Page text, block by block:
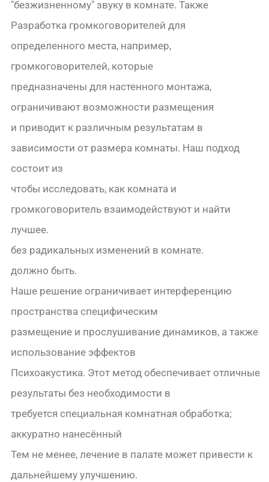
"безжизненному" звуку в комнате. Также
Разработка громкоговорителей для
определенного места, например,
громкоговорителей, которые
предназначены для настенного монтажа,
ограничивают возможности размещения
и приводит к различным результатам в
зависимости от размера комнаты. Наш подход
состоит из
чтобы исследовать, как комната и
громкоговоритель взаимодействуют и найти
лучшее.
без радикальных изменений в комнате.
должно быть.
Наше решение ограничивает интерференцию
пространства специфическим
размещение и прослушивание динамиков, а также
использование эффектов
Психоакустика. Этот метод обеспечивает отличные
результаты без необходимости в
требуется специальная комнатная обработка;
аккуратно нанесённый
Тем не менее, лечение в палате может привести к
дальнейшему улучшению.